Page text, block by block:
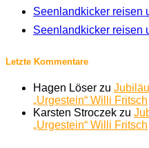
Seenlandkicker reisen
Seenlandkicker reisen
Letzte Kommentare
Hagen Löser zu
„Urgestein“ Willi Fritsch
Karsten Stroczek zu
„Urgestein“ Willi Fritsch